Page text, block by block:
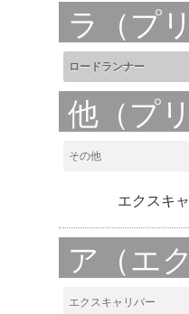
ラ（プ
ロードランナー
他（プ
その他
エクスキ
ア（エ
エクスキャリバー